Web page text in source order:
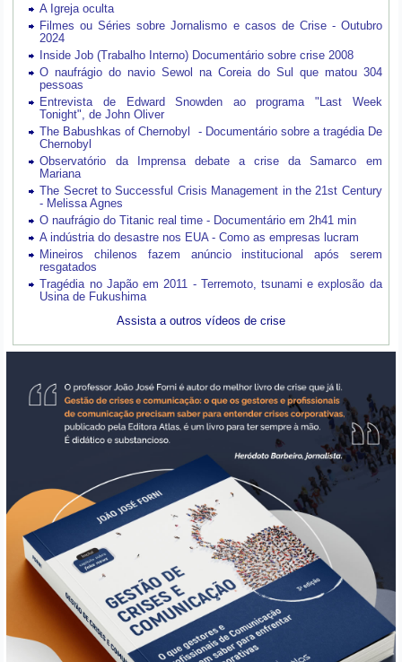
A Igreja oculta
Filmes ou Séries sobre Jornalismo e casos de Crise - Outubro
2024
Inside Job (Trabalho Interno) Documentário sobre crise 2008
O naufrágio do navio Sewol na Coreia do Sul que matou 304
pessoas
Entrevista de Edward Snowden ao programa "Last Week
Tonight", de John Oliver
The Babushkas of Chernobyl - Documentário sobre a tragédia De
Chernobyl
Observatório da Imprensa debate a crise da Samarco em
Mariana
The Secret to Successful Crisis Management in the 21st Century
- Melissa Agnes
O naufrágio do Titanic real time - Documentário em 2h41 min
A indústria do desastre nos EUA - Como as empresas lucram
Mineiros chilenos fazem anúncio institucional após serem
resgatados
Tragédia no Japão em 2011 - Terremoto, tsunami e explosão da
Usina de Fukushima
Assista a outros vídeos de crise